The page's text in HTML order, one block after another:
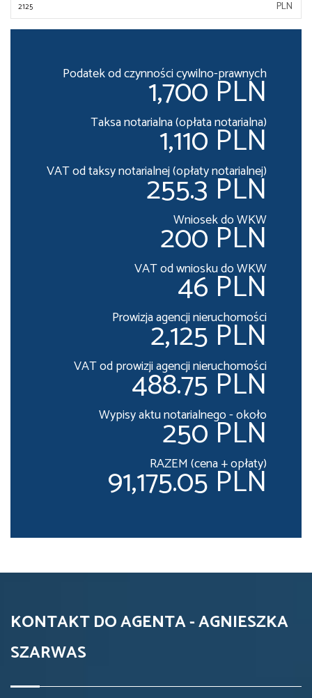
PLN
Podatek od czynności cywilno-prawnych
1,700 PLN
Taksa notarialna (opłata notarialna)
1,110 PLN
VAT od taksy notarialnej (opłaty notarialnej)
255.3 PLN
Wniosek do WKW
200 PLN
VAT od wniosku do WKW
46 PLN
Prowizja agencji nieruchomości
2,125 PLN
VAT od prowizji agencji nieruchomości
488.75 PLN
Wypisy aktu notarialnego - około
250 PLN
RAZEM (cena + opłaty)
91,175.05 PLN
KONTAKT DO AGENTA - AGNIESZKA
SZARWAS